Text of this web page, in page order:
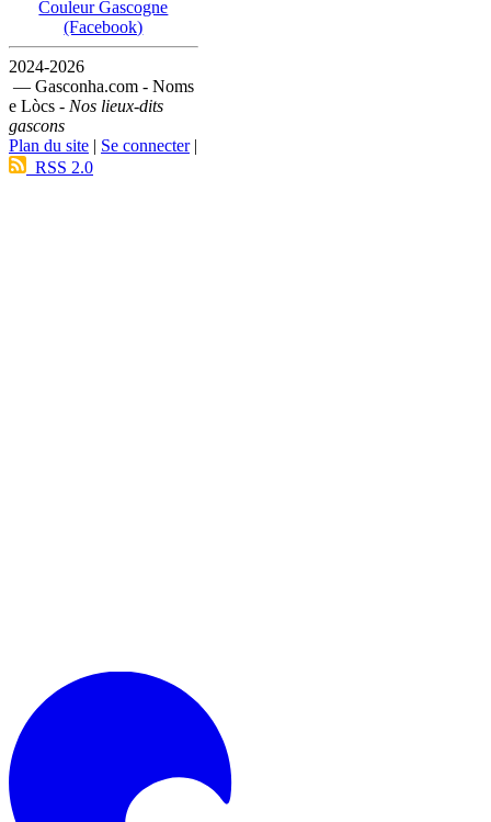
Couleur Gascogne
(Facebook)
2024-2026
— Gasconha.com - Noms
e Lòcs - Nos lieux-dits
gascons
Plan du site | Se connecter|
RSS 2.0